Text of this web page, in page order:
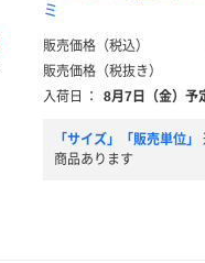
ミ
販売価格（税込）
販売価格（税抜き）
入荷日
： 8月7日（金）予
「サイズ」「販売単位」
商品あります